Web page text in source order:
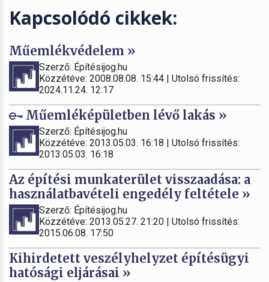
Kapcsolódó cikkek:
Műemlékvédelem »
Szerző: Építésijog.hu
Közzétéve: 2008.08.08. 15:44 | Utolsó frissítés:
2024.11.24. 12:17
Műemléképületben lévő lakás »
Szerző: Építésijog.hu
Közzétéve: 2013.05.03. 16:18 | Utolsó frissítés:
2013.05.03. 16:18
Az építési munkaterület visszaadása: a
használatbavételi engedély feltétele »
Szerző: Építésijog.hu
Közzétéve: 2013.05.27. 21:20 | Utolsó frissítés:
2015.06.08. 17:50
Kihirdetett veszélyhelyzet építésügyi
hatósági eljárásai »